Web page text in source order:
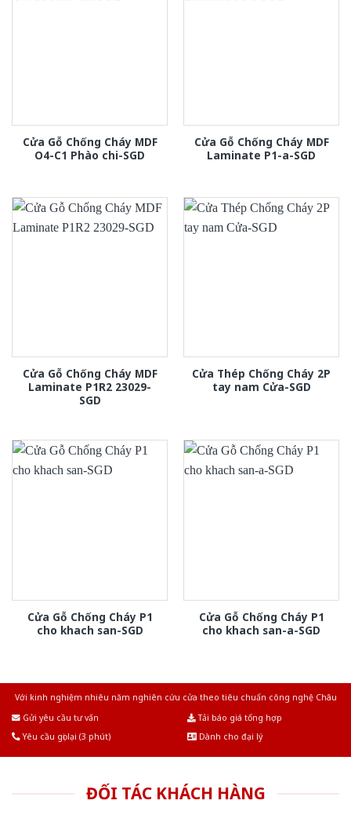
Cửa Gỗ Chống Cháy MDF
O4-C1 Phào chi-SGD
Cửa Gỗ Chống Cháy MDF
Laminate P1-a-SGD
Cửa Gỗ Chống Cháy MDF
Laminate P1R2 23029-
SGD
Cửa Thép Chống Cháy 2P
tay nam Cửa-SGD
Cửa Gỗ Chống Cháy P1
cho khach san-SGD
Cửa Gỗ Chống Cháy P1
cho khach san-a-SGD
Với kinh nghiệm nhiêu năm nghiên cứu cửa theo tiêu chuẩn công nghệ Châu
Gửi yêu cầu tư vấn
Tải báo giá tổng hợp
Yêu cầu gọi lại (3 phút)
Dành cho đại lý
ĐỐI TÁC KHÁCH HÀNG